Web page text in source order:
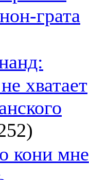
грата
хватает
кони мне